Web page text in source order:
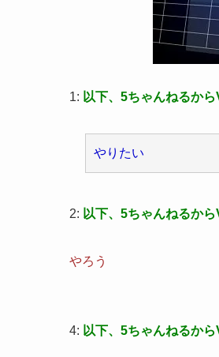
1: 以下、5ちゃんねるか
やりたい
2: 以下、5ちゃんねるか
やろう
4: 以下、5ちゃんねるか